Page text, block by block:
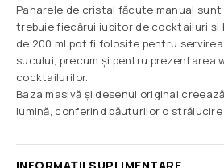
Paharele de cristal făcute manual
trebuie fiecărui iubitor de cocktailuri și
de 200 ml pot fi folosite pentru servirea
sucului, precum și pentru prezentarea
cocktailurilor.
Baza masivă și desenul original
lumină, conferind băuturilor o